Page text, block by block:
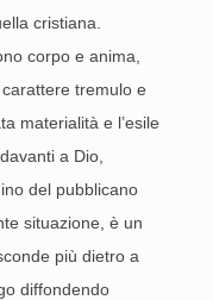
cristiana.
corpo e anima,
tremulo e
materialità e l’esile
a Dio,
del pubblicano
situazione, è un
più dietro a
diffondendo